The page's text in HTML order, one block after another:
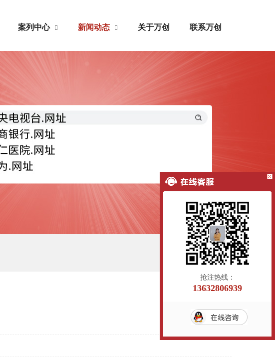
抢注热线：
13632806939
案列中心
H5制作
新闻动态 关于万创 联系万创